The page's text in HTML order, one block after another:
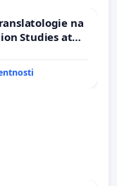
na
Studies at